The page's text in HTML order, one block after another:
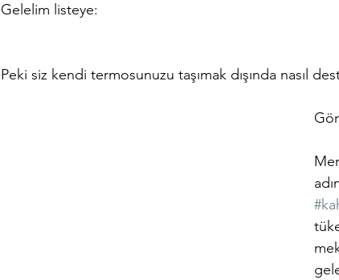
Gelelim listeye:
Peki siz kendi termosunuzu taşımak dışında nasıl